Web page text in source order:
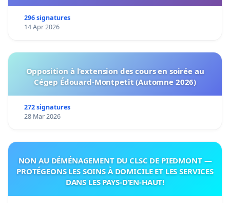
296 signatures
14 Apr 2026
Opposition à l’extension des cours en soirée au
Cégep Édouard-Montpetit (Automne 2026)
272 signatures
28 Mar 2026
NON AU DÉMÉNAGEMENT DU CLSC DE PIEDMONT —
PROTÉGEONS LES SOINS À DOMICILE ET LES SERVICES
DANS LES PAYS-D’EN-HAUT!